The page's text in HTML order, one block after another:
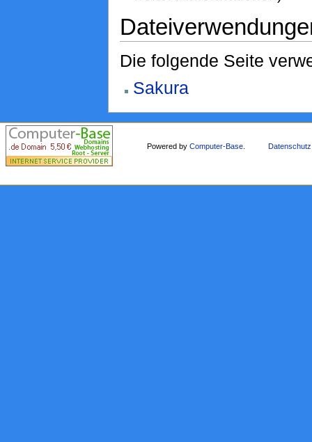
Die folgende Seite
Sakura
Powered byComputer-Base Datenschutz